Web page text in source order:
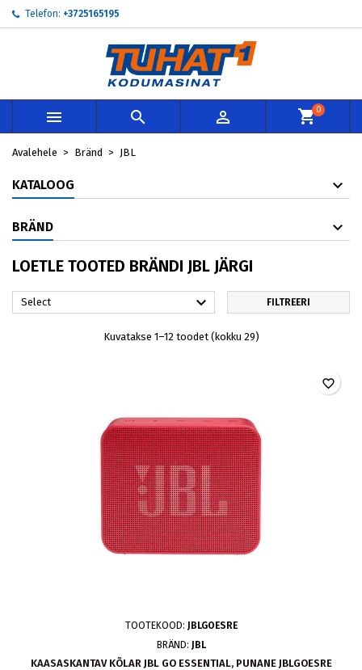
Telefon: +3725165195
   0
Avalehele Bränd JBL
KATALOOG
BRÄND
LOETLE TOOTED BRÄNDI JBL JÄRGI
Select  FILTREERI
Kuvatakse 1–12 toodet (kokku 29)
TOOTEKOOD: JBLGOESRE
BRÄND: JBL
KAASASKANTAV KÕLAR JBL GO ESSENTIAL, PUNANE JBLGOESRE
favorite_border
My wishlists ×
Create new list
((modalTitle)) ×
((confirmMessage))
((cancelText)) ((modalDeleteText))
Loo soovinimekiri ×
Soovinimekirja nimi
Sisene ×
Te peate olema sisselogitud, et tooteid soovinimekirja